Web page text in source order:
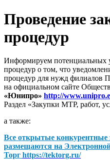
Проведение
процедур
Информируем потенциальных
процедур о том, что
процедур для нужд
на официальном сайте
«Юнипро» http://
Раздел «Закупки МТР, работ,
а также:
Все открытые конкурентные
размещаются на
Торг https://tektorg.ru/